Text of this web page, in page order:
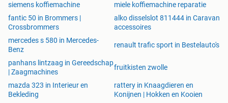
siemens koffiemachine
miele koffiemachine reparatie
fantic 50 in Brommers |
Crossbrommers
alko disselslot 811444 in Caravan
accessoires
mercedes s 580 in Mercedes-
Benz
renault trafic sport in Bestelauto's
panhans lintzaag in Gereedschap
| Zaagmachines
fruitkisten zwolle
mazda 323 in Interieur en
Bekleding
rattery in Knaagdieren en
Konijnen | Hokken en Kooien